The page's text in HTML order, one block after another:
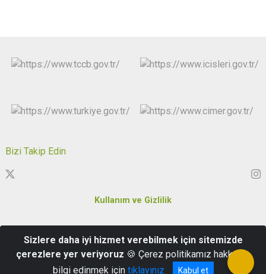
Bizi Takip Edin
Kullanım ve Gizlilik
/Kırklareli
0288 214 51 55
Sizlere daha iyi hizmet verebilmek için sitemizde
çerezlere yer veriyoruz 🍪 Çerez politikamız hakkında
bilgi edinmek için tıklayınız Kabul et